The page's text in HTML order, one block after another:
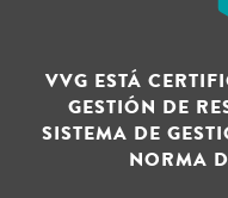
VVG ESTÁ
GESTIÓN DE
SISTEMA DE
NORMA